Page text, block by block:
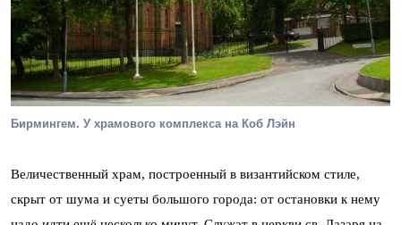
Бирмингем. У храмового комплекса на Коб Лэйн
Величественный храм, построенный в византийском стиле,
скрыт от шума и суеты большого города: от остановки к нему